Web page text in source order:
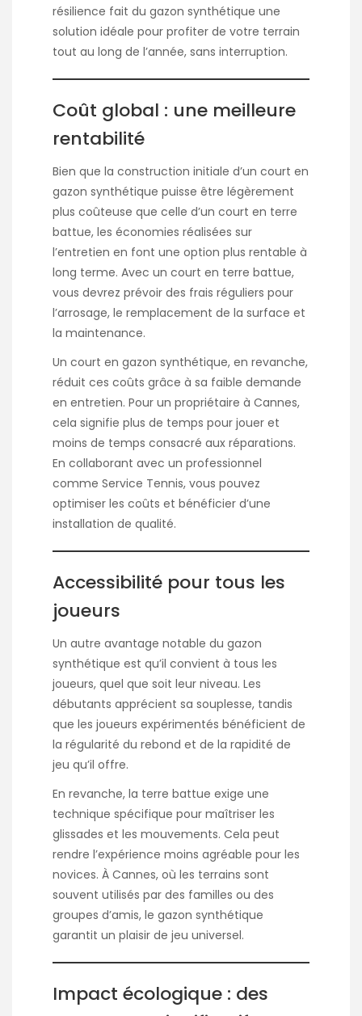
résilience fait du gazon synthétique une
solution idéale pour profiter de votre terrain
tout au long de l’année, sans interruption.
Coût global : une meilleure
rentabilité
Bien que la construction initiale d’un court en
gazon synthétique puisse être légèrement
plus coûteuse que celle d’un court en terre
battue, les économies réalisées sur
l’entretien en font une option plus rentable à
long terme. Avec un court en terre battue,
vous devrez prévoir des frais réguliers pour
l’arrosage, le remplacement de la surface et
la maintenance.
Un court en gazon synthétique, en revanche,
réduit ces coûts grâce à sa faible demande
en entretien. Pour un propriétaire à Cannes,
cela signifie plus de temps pour jouer et
moins de temps consacré aux réparations.
En collaborant avec un professionnel
comme Service Tennis, vous pouvez
optimiser les coûts et bénéficier d’une
installation de qualité.
Accessibilité pour tous les
joueurs
Un autre avantage notable du gazon
synthétique est qu’il convient à tous les
joueurs, quel que soit leur niveau. Les
débutants apprécient sa souplesse, tandis
que les joueurs expérimentés bénéficient de
la régularité du rebond et de la rapidité de
jeu qu’il offre.
En revanche, la terre battue exige une
technique spécifique pour maîtriser les
glissades et les mouvements. Cela peut
rendre l’expérience moins agréable pour les
novices. À Cannes, où les terrains sont
souvent utilisés par des familles ou des
groupes d’amis, le gazon synthétique
garantit un plaisir de jeu universel.
Impact écologique : des